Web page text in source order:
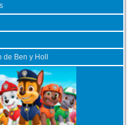
de Ben y Holl